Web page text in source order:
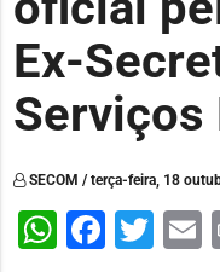
Ex-
Serviços
SECOM / terça-feira, 18